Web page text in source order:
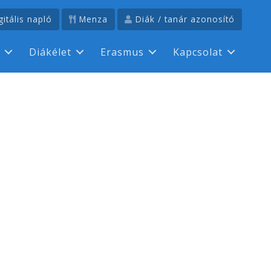
napló Menza Diák / tanár azonosító
Diákélet Erasmus Kapcsolat